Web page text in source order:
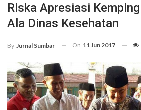
Riska Apresiasi
Ala Dinas Kesehatan
By Jurnal Sumbar On 11 Jun 2017